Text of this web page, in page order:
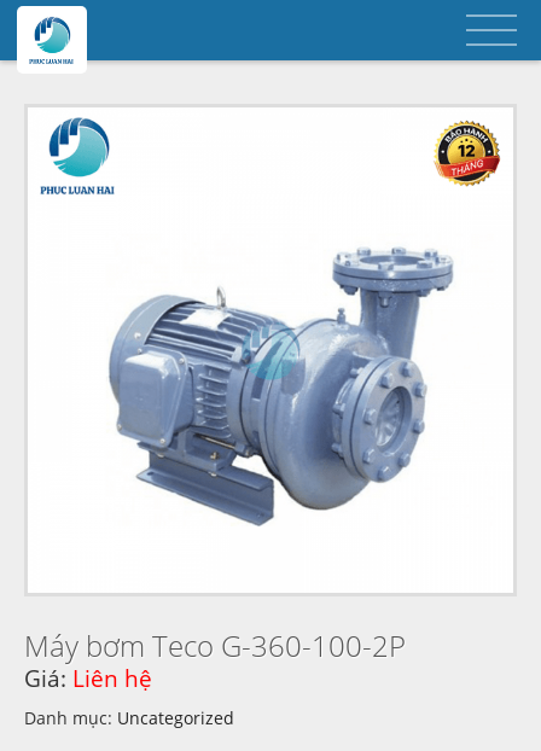
Máy bơm Teco G-360-100-2P
Giá: Liên hệ
Danh mục: Uncategorized